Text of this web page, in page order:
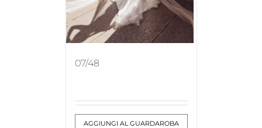
07/48
AGGIUNGI AL GUARDAROBA